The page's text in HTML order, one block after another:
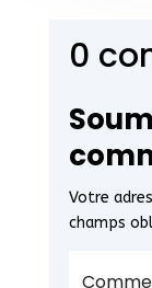
0
Votre
champs